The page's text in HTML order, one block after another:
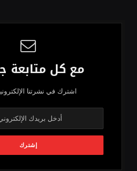
مع كل متابعة
اشترك في نشرتنا